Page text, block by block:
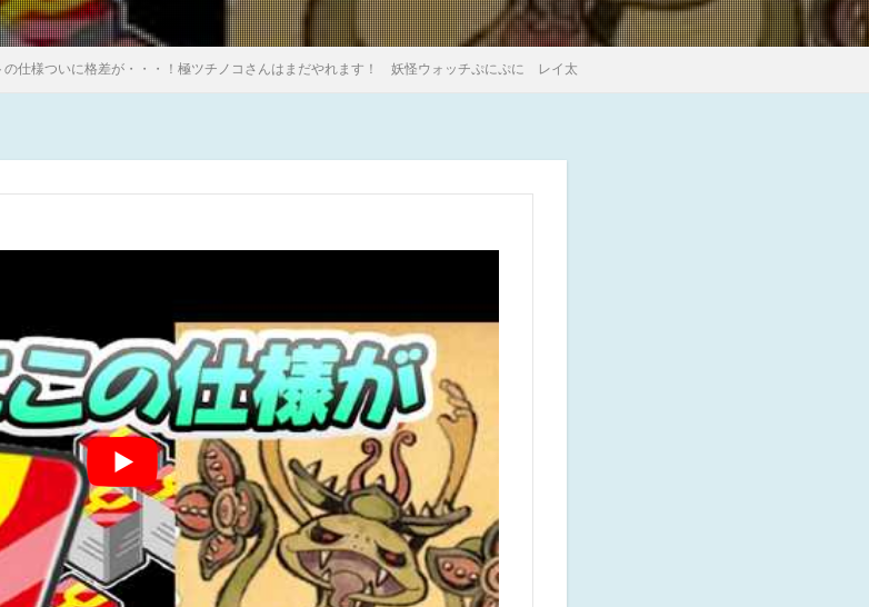
の仕様ついに格差が・・・！極ツチノコさんはまだやれます！ 妖怪ウォッチぷにぷに レイ太